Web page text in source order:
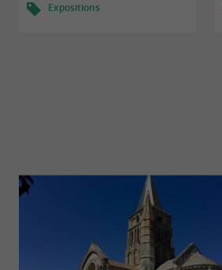
Expositions